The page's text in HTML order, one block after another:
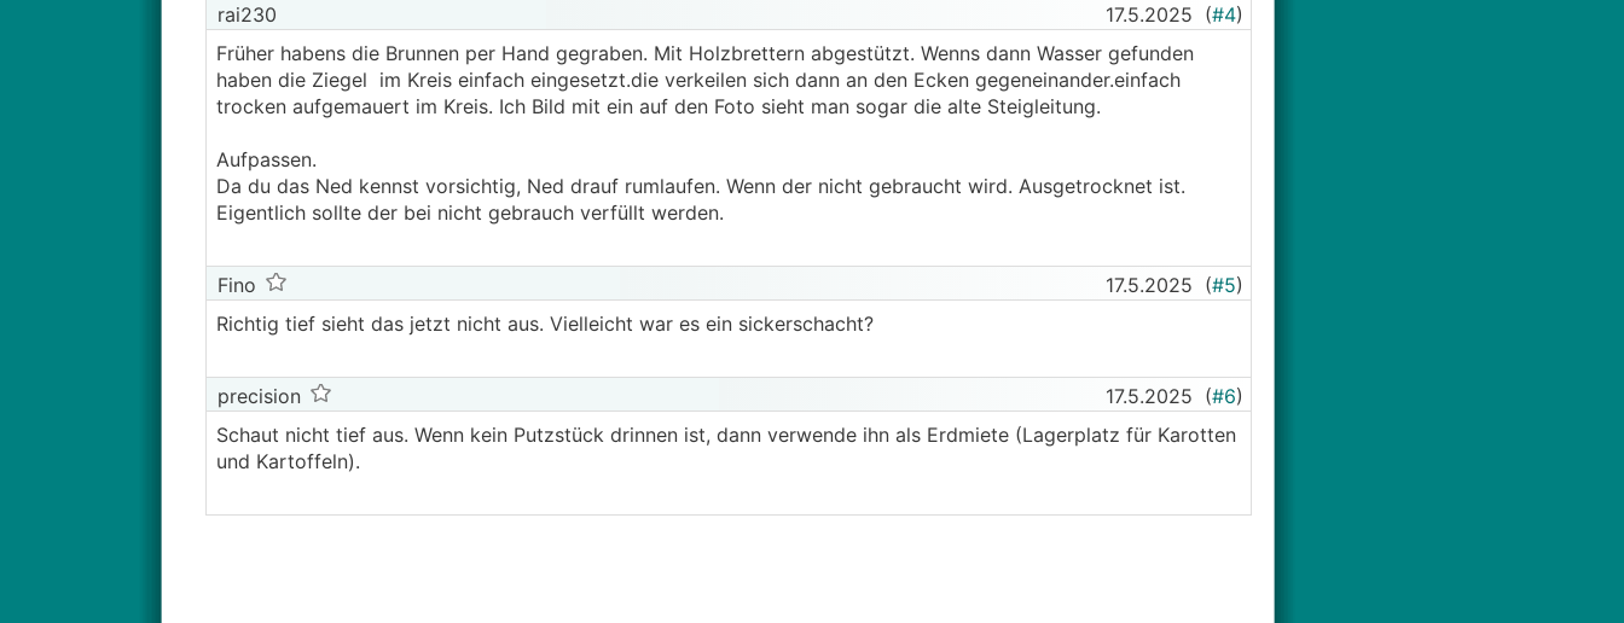
rai230 17.5.2025 (#4)
Früher habens die Brunnen per Hand gegraben. Mit Holzbrettern abgestützt. Wenns dann Wasser gefunden
haben die Ziegel im Kreis einfach eingesetzt.die verkeilen sich dann an den Ecken gegeneinander.einfach
trocken aufgemauert im Kreis. Ich Bild mit ein auf den Foto sieht man sogar die alte Steigleitung.
Aufpassen.
Da du das Ned kennst vorsichtig, Ned drauf rumlaufen. Wenn der nicht gebraucht wird. Ausgetrocknet ist.
Eigentlich sollte der bei nicht gebrauch verfüllt werden.
Fino 17.5.2025 (#5)
Richtig tief sieht das jetzt nicht aus. Vielleicht war es ein sickerschacht?
precision 17.5.2025 (#6)
Schaut nicht tief aus. Wenn kein Putzstück drinnen ist, dann verwende ihn als Erdmiete (Lagerplatz für Karotten
und Kartoffeln).